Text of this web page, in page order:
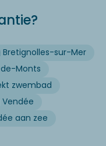
sur-Mer
Monts
zwembad
aan zee